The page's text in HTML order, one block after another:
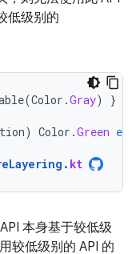
低级别的
(Color .Gray)
}
) Color .Green
. kt
API 本身基于较低级
较低级别的 API 的